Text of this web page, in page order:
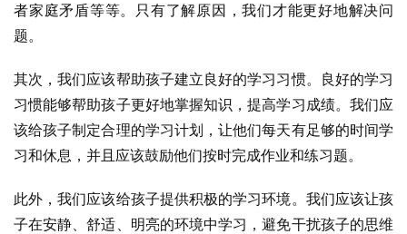
者家庭矛盾等等。只有了解原因，我们才能更好地解决问
题。
其次，我们应该帮助孩子建立良好的学习习惯。良好的学习
习惯能够帮助孩子更好地掌握知识，提高学习成绩。我们应
该给孩子制定合理的学习计划，让他们每天有足够的时间学
习和休息，并且应该鼓励他们按时完成作业和练习题。
此外，我们应该给孩子提供积极的学习环境。我们应该让孩
子在安静、舒适、明亮的环境中学习，避免干扰孩子的思维